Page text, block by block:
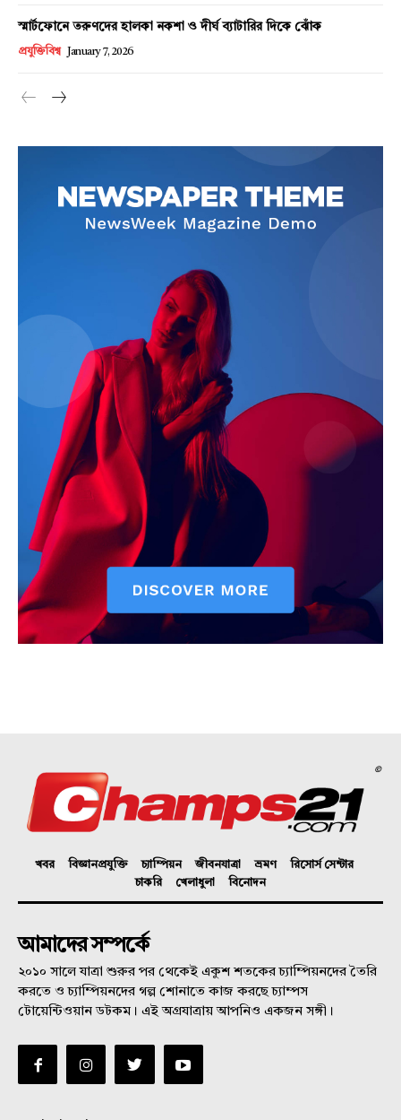
স্মার্টফোনে তরুণদের হালকা নকশা ও দীর্ঘ ব্যাটারির দিকে ঝোঁক
প্রযুক্তিবিশ্ব January 7, 2026
©
খবর বিজ্ঞানপ্রযুক্তি চ্যাম্পিয়ন জীবনযাত্রা ভ্রমণ
রিসোর্স সেন্টার
চাকরি
খেলাধুলা বিনোদন
আমাদের সম্পর্কে
২০১০ সালে যাত্রা শুরুর পর থেকেই একুশ শতকের চ্যাম্পিয়নদের তৈরি
করতে ও চ্যাম্পিয়নদের গল্প শোনাতে কাজ করছে চ্যাম্পস
টোয়েন্টিওয়ান ডটকম। এই অগ্রযাত্রায় আপনিও একজন সঙ্গী।